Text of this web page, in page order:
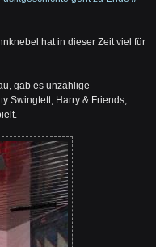
hat in dieser Zeit viel für
gab es unzählige
Swingtett, Harry & Friends,